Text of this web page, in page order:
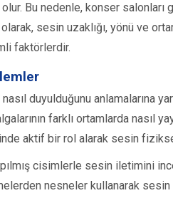
Bu nedenle, konser
sesin uzaklığı, yönü ve
faktörlerdir.
duyulduğunu anlamalarına
farklı ortamlarda nasıl
aktif bir rol alarak sesin
cisimlerle sesin iletimini
nesneler kullanarak sesin